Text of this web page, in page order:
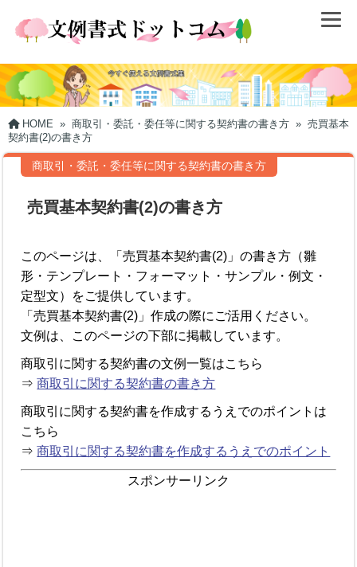
HOME » 商取引・委託・委任等に関する契約書の書き方 » 売買基本
契約書(2)の書き方
商取引・委託・委任等に関する契約書の書き方
売買基本契約書(2)の書き方
このページは、「売買基本契約書(2)」の書き方（雛
形・テンプレート・フォーマット・サンプル・例文・
定型文）をご提供しています。
「売買基本契約書(2)」作成の際にご活用ください。
文例は、このページの下部に掲載しています。
商取引に関する契約書の文例一覧はこちら
⇒商取引に関する契約書の書き方
商取引に関する契約書を作成するうえでのポイントは
こちら
⇒商取引に関する契約書を作成するうえでのポイント
スポンサーリンク